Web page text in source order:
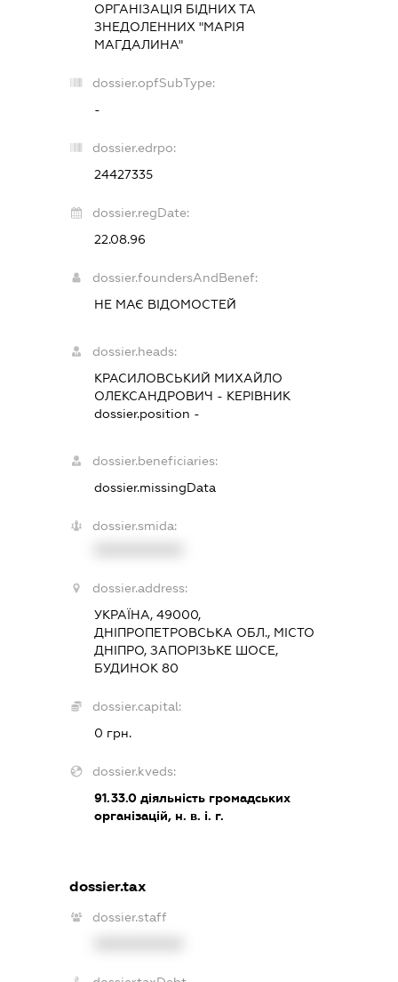
ОРГАНІЗАЦІЯ БІДНИХ ТА
ЗНЕДОЛЕННИХ "МАРІЯ
МАГДАЛИНА"
dossier.opfSubType:
-
dossier.edrpo:
24427335
dossier.regDate:
22.08.96
dossier.foundersAndBenef:
НЕ МАЄ ВІДОМОСТЕЙ
dossier.heads:
КРАСИЛОВСЬКИЙ МИХАЙЛО
ОЛЕКСАНДРОВИЧ - КЕРІВНИК
dossier.position -
dossier.beneficiaries:
dossier.missingData
dossier.smida:
dossier.address:
УКРАЇНА, 49000,
ДНІПРОПЕТРОВСЬКА ОБЛ., МІСТО
ДНІПРО, ЗАПОРІЗЬКЕ ШОСЕ,
БУДИНОК 80
dossier.capital:
0 грн.
dossier.kveds:
91.33.0 діяльність громадських
організацій, н. в. і. г.
dossier.tax
dossier.staff